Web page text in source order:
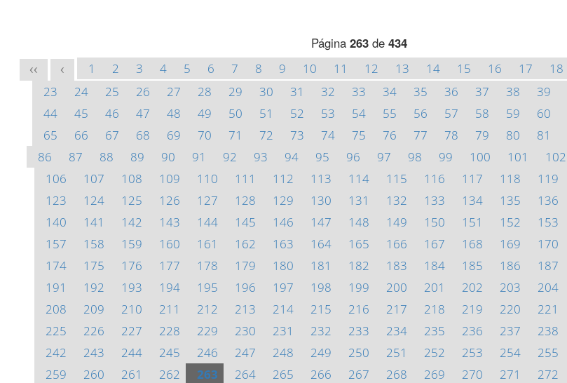
Página 263de 434
<< < 1 2 3 4 5 6 7 8 9 10 11 12 13 14 15 16 17 18
23
24 25 26 27 28 29 30 31 32 33 34 35 36 37 38 39
44
45 46 47 48 49 50 51 52 53 54 55 56 57 58 59 60
65
66 67 68 69 70 71 72 73 74 75 76 77 78 79 80 81
86
87 88 89 90 91 92 93 94 95 96 97 98 99 100 101 102
106
107 108 109 110 111 112 113 114 115 116 117 118 119
123
124 125 126 127 128 129 130 131 132 133 134 135 136
140
141 142 143 144 145 146 147 148 149 150 151 152 153
157
158 159 160 161 162 163 164 165 166 167 168 169 170
174
175 176 177 178 179 180 181 182 183 184 185 186 187
191
192 193 194 195 196 197 198 199 200 201 202 203 204
208
209 210 211 212 213 214 215 216 217 218 219 220 221
225
226 227 228 229 230 231 232 233 234 235 236 237 238
242
243 244 245 246 247 248 249 250 251 252 253 254 255
259
260 261 262 263 264 265 266 267 268 269 270 271 272